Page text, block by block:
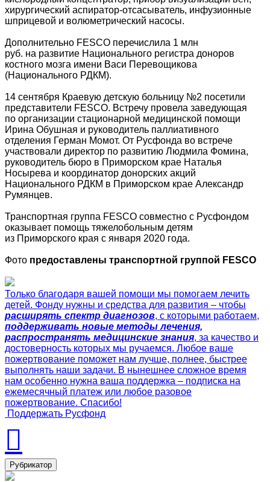
хирургический аспиратор-отсасыватель, инфузионные
шприцевой и волюметрический насосы.
Дополнительно FESCO перечислила 1 млн
руб. на развитие Национального регистра доноров
костного мозга имени Васи Перевощикова
(Национального РДКМ).
14 сентября Краевую детскую больницу №2 посетили
представители FESCO. Встречу провела заведующая
по организации стационарной медицинской помощи
Ирина Обушная и руководитель паллиативного
отделения Герман Момот. От Русфонда во встрече
участвовали директор по развитию Людмила Фомина,
руководитель бюро в Приморском крае Наталья
Носырева и координатор донорских акций
Национального РДКМ в Приморском крае Александр
Румянцев.
Транспортная группа FESCO совместно с Русфондом
оказывает помощь тяжелобольным детям
из Приморского края с января 2020 года.
Фото предоставлены транспортной группой FESCO
Только благодаря вашей помощи мы помогаем лечить
детей. Фонду нужны и средства для развития – чтобы
расширять спектр диагнозов, с которыми работаем,
поддерживать новые методы лечения,
распространять медицинские знания, за качество и
достоверность которых мы ручаемся. Любое ваше
пожертвование поможет нам лучше, полнее, быстрее
выполнять наши задачи. В нынешнее сложное время
нам особенно нужна ваша поддержка – подписка на
ежемесячный платеж или любое разовое
пожертвование. Спасибо!
Поддержать Русфонд
Рубрикатор